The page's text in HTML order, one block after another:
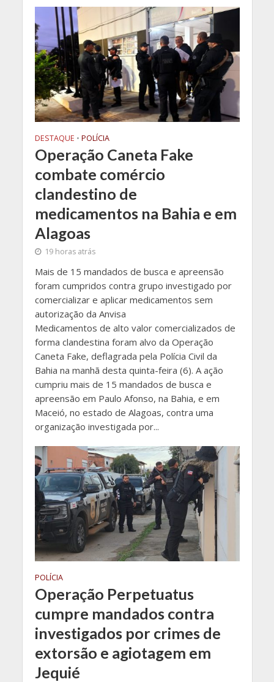
DESTAQUE • POLÍCIA
Operação Caneta Fake
combate comércio
clandestino de
medicamentos na Bahia e em
Alagoas
19 horas atrás
Mais de 15 mandados de busca e apreensão
foram cumpridos contra grupo investigado por
comercializar e aplicar medicamentos sem
autorização da Anvisa
Medicamentos de alto valor comercializados de
forma clandestina foram alvo da Operação
Caneta Fake, deflagrada pela Polícia Civil da
Bahia na manhã desta quinta-feira (6). A ação
cumpriu mais de 15 mandados de busca e
apreensão em Paulo Afonso, na Bahia, e em
Maceió, no estado de Alagoas, contra uma
organização investigada por...
POLÍCIA
Operação Perpetuatus
cumpre mandados contra
investigados por crimes de
extorsão e agiotagem em
Jequié